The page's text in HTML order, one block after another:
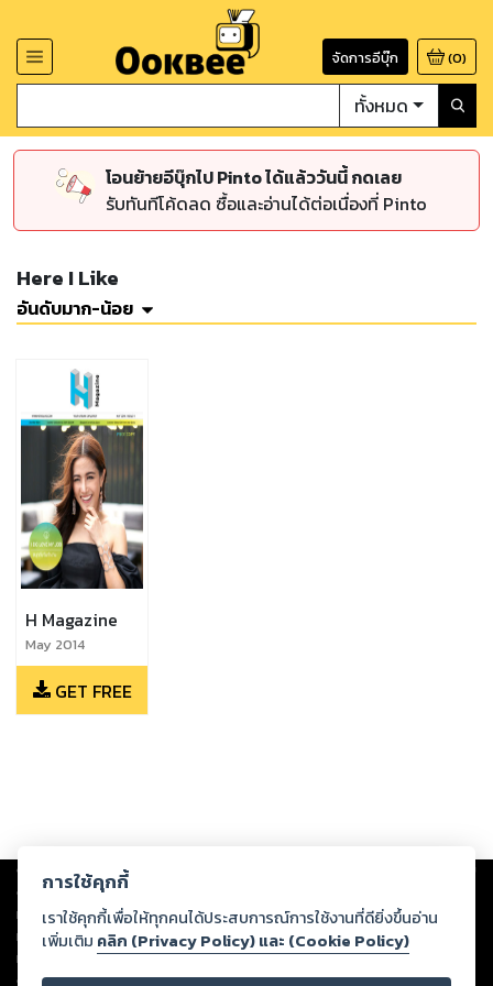
จัดการอีบุ๊ก (0)
ทั้งหมด
โอนย้ายอีบุ๊กไป Pinto ได้แล้ววันนี้ กดเลย
รับทันทีโค้ดลด ซื้อและอ่านได้ต่อเนื่องที่ Pinto
Here I Like
อันดับมาก-น้อย
H Magazine
May 2014
GET FREE
Copyright © 2026
ต่อผลงานหรือเนื้อหาใดที่อัปโหลดผ่านเว็บไซต์และปรากฏว่าละเมิดสิทธิใน
ทรัพย์สินทางปัญญาของบุคคลอื่นหรือขัดต่อกฎหมายและศีลธรรม ดังนั้น ผู้อ่าน
ทุกท่านโปรดใช้วิจารณญาณในการกลั่นกรองด้วยตนเอง และหากท่านพบว่าส่วน
หนึ่งส่วนใดขัดต่อกฎหมายและศีลธรรม กรุณาแจ้งมายังบริษัท เพื่อทีมงานจะได้
ดำเนินการในทันที ทั้งนี้ ทางสตอรี่ล็อกขอสงวนลิขสิทธิ์ตามพระราชบัญญัติ
การใช้คุกกี้
เราใช้คุกกี้เพื่อให้ทุกคนได้ประสบการณ์การใช้งานที่ดียิ่งขึ้นอ่าน
เพิ่มเติม คลิก (Privacy Policy) และ (Cookie Policy)